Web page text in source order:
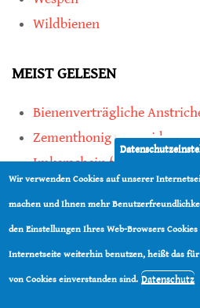
Wildbienen
MEIST GELESEN
Bienenverträgliche
Zementhonig vermeiden
Imkerschein für
Kauf von Mittelwänden ist
teilen
Wir verwenden Cookies auf unserer
machen und Ihnen mehr
den Einstellungen Ihres Web-Browsers
Internetseite weiterhin benutzen, heißt das
von Cookies einverstanden sind. Datenschutz